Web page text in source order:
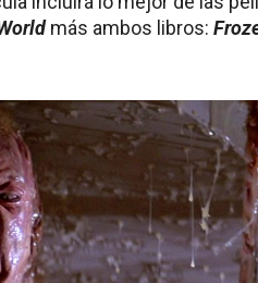
más ambos libros: